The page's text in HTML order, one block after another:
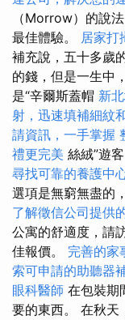
（Morrow）的說
最佳體驗。 居家打
補充說，五十多歲
的錢，但是一生中
是“辛爾斯蓋帽 新
射，迅速填補細紋
請資訊，一手掌握
禮更完美 絲絨”遊
尋找可靠的養護中
選項是無窮無盡的
了解徵信公司提供
公寓的舒適度，請
佳報價。 完善的家
索可申請的助聽器
眼科醫師 在包裝期
要的東西。 在秋天